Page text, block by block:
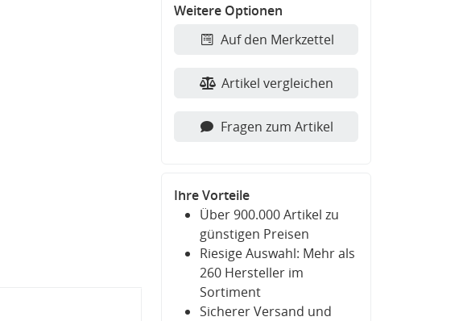
Weitere Optionen
Auf den Merkzettel
Artikel vergleichen
Fragen zum Artikel
Ihre Vorteile
Über 900.000 Artikel zu
günstigen Preisen
Riesige Auswahl: Mehr als
260 Hersteller im
Sortiment
Sicherer Versand und